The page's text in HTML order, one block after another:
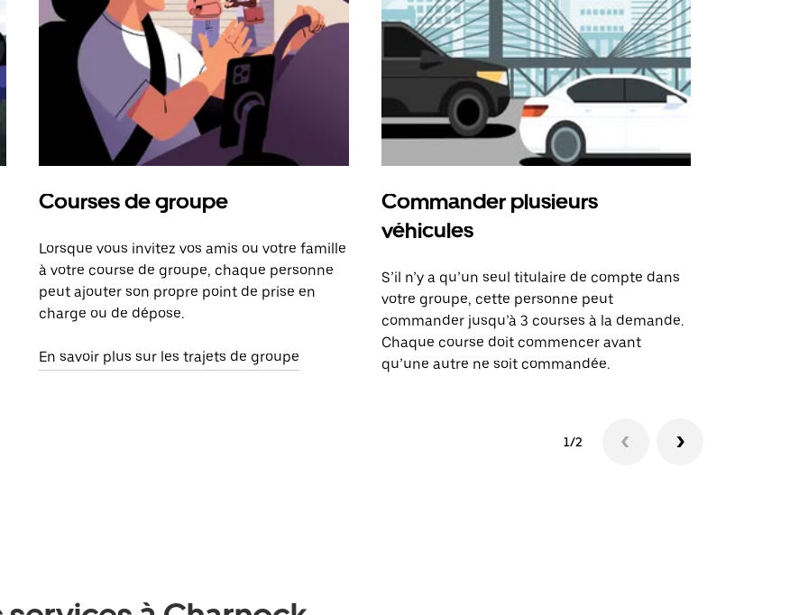
Courses de groupe
Lorsque vous invitez vos amis ou votre famille
à votre course de groupe, chaque personne
peut ajouter son propre point de prise en
charge ou de dépose.
En savoir plus sur les trajets de groupe
Commander plusieurs
véhicules
S’il n’y a qu’un seul titulaire de compte dans
votre groupe, cette personne peut
commander jusqu’à 3 courses à la demande.
Chaque course doit commencer avant
qu’une autre ne soit commandée.
1/2